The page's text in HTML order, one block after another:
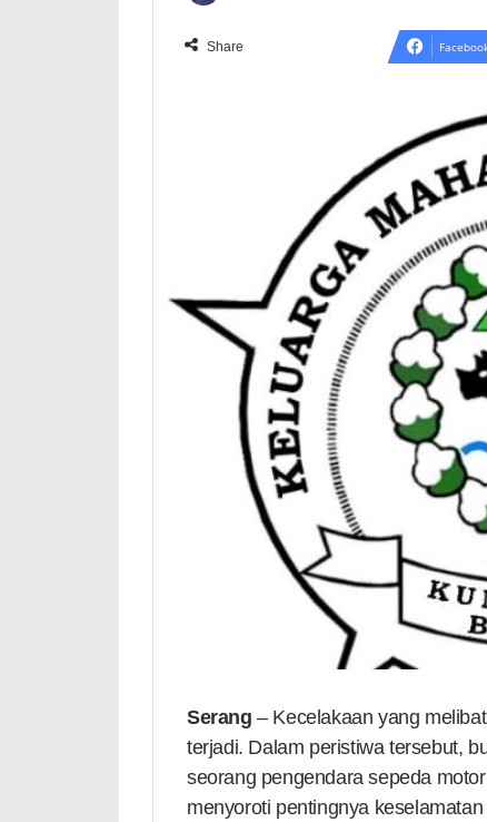
Share
Serang – Kecelakaan yang
terjadi. Dalam peristiwa tersebut,
seorang pengendara sepeda
menyoroti pentingnya